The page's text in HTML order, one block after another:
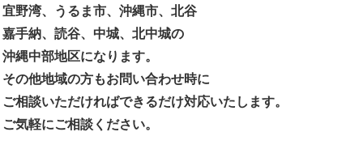
宜野湾、うるま市、沖縄市、北谷
嘉手納、読谷、中城、北中城の
沖縄中部地区になります。
その他地域の方もお問い合わせ時に
ご相談いただければできるだけ対応いたします。
ご気軽にご相談ください。